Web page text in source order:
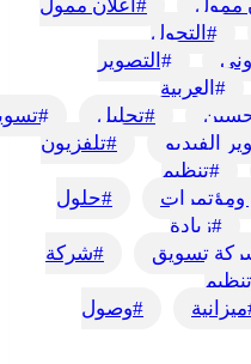
ممول # اعلان ممول
# التحول
# التصوير
# العربية
#تحليل #
الفيديو #تلفزيون
#تنظيم
#حلول
#زيادة
تسويق #شركة
ميزانية #وصول